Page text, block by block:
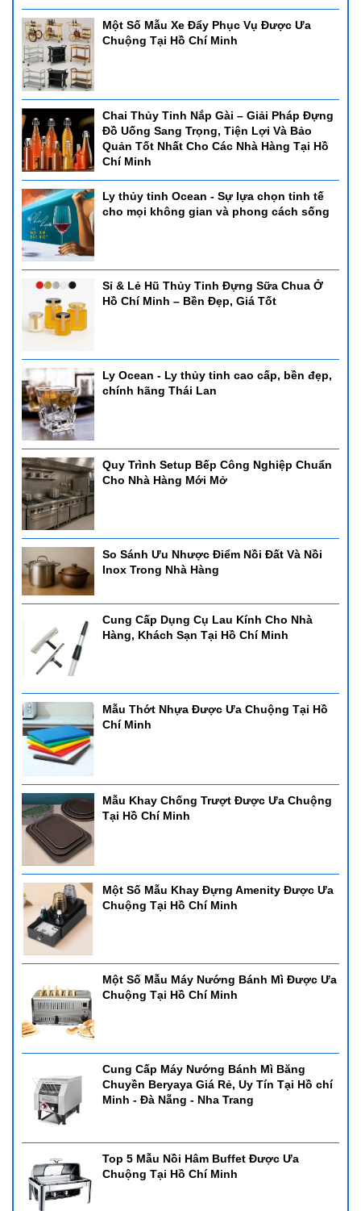
Một Số Mẫu Xe Đẩy Phục Vụ Được Ưa
Chuộng Tại Hồ Chí Minh
Chai Thủy Tinh Nắp Gài – Giải Pháp Đựng
Đồ Uống Sang Trọng, Tiện Lợi Và Bảo
Quản Tốt Nhất Cho Các Nhà Hàng Tại Hồ
Chí Minh
Ly thủy tinh Ocean - Sự lựa chọn tinh tế
cho mọi không gian và phong cách sống
Sỉ & Lẻ Hũ Thủy Tinh Đựng Sữa Chua Ở
Hồ Chí Minh – Bền Đẹp, Giá Tốt
Ly Ocean - Ly thủy tinh cao cấp, bền đẹp,
chính hãng Thái Lan
Quy Trình Setup Bếp Công Nghiệp Chuẩn
Cho Nhà Hàng Mới Mở
So Sánh Ưu Nhược Điểm Nồi Đất Và Nồi
Inox Trong Nhà Hàng
Cung Cấp Dụng Cụ Lau Kính Cho Nhà
Hàng, Khách Sạn Tại Hồ Chí Minh
Mẫu Thớt Nhựa Được Ưa Chuộng Tại Hồ
Chí Minh
Mẫu Khay Chống Trượt Được Ưa Chuộng
Tại Hồ Chí Minh
Một Số Mẫu Khay Đựng Amenity Được Ưa
Chuộng Tại Hồ Chí Minh
Một Số Mẫu Máy Nướng Bánh Mì Được Ưa
Chuộng Tại Hồ Chí Minh
Cung Cấp Máy Nướng Bánh Mì Băng
Chuyền Beryaya Giá Rẻ, Uy Tín Tại Hồ chí
Minh - Đà Nẵng - Nha Trang
Top 5 Mẫu Nồi Hâm Buffet Được Ưa
Chuộng Tại Hồ Chí Minh